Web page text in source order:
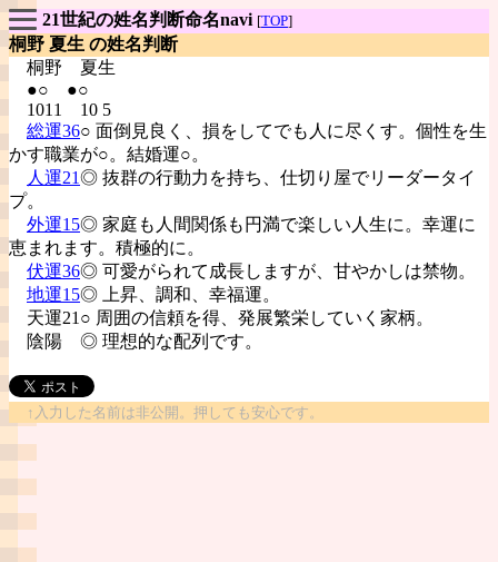
21世紀の姓名判断命名navi [TOP]
桐野 夏生 の姓名判断
桐野 夏生
●○ ●○
1011 10 5
総運36○ 面倒見良く、損をしてでも人に尽くす。個性を生
かす職業が○。結婚運○。
人運21◎ 抜群の行動力を持ち、仕切り屋でリーダータイ
プ。
外運15◎ 家庭も人間関係も円満で楽しい人生に。幸運に
恵まれます。積極的に。
伏運36◎ 可愛がられて成長しますが、甘やかしは禁物。
地運15◎ 上昇、調和、幸福運。
天運21○ 周囲の信頼を得、発展繁栄していく家柄。
陰陽 ◎ 理想的な配列です。
↑入力した名前は非公開。押しても安心です。